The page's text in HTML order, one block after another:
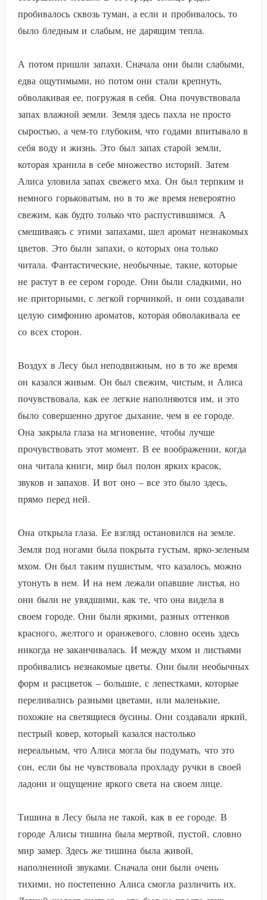
пробивалось сквозь туман, а если и пробивалось, то
было бледным и слабым, не дарящим тепла.
А потом пришли запахи. Сначала они были слабыми,
едва ощутимыми, но потом они стали крепнуть,
обволакивая ее, погружая в себя. Она почувствовала
запах влажной земли. Земля здесь пахла не просто
сыростью, а чем-то глубоким, что годами впитывало в
себя воду и жизнь. Это был запах старой земли,
которая хранила в себе множество историй. Затем
Алиса уловила запах свежего мха. Он был терпким и
немного горьковатым, но в то же время невероятно
свежим, как будто только что распустившимся. А
смешиваясь с этими запахами, шел аромат незнакомых
цветов. Это были запахи, о которых она только
читала. Фантастические, необычные, такие, которые
не растут в ее сером городе. Они были сладкими, но
не приторными, с легкой горчинкой, и они создавали
целую симфонию ароматов, которая обволакивала ее
со всех сторон.
Воздух в Лесу был неподвижным, но в то же время
он казался живым. Он был свежим, чистым, и Алиса
почувствовала, как ее легкие наполняются им, и это
было совершенно другое дыхание, чем в ее городе.
Она закрыла глаза на мгновение, чтобы лучше
прочувствовать этот момент. В ее воображении, когда
она читала книги, мир был полон ярких красок,
звуков и запахов. И вот оно – все это было здесь,
прямо перед ней.
Она открыла глаза. Ее взгляд остановился на земле.
Земля под ногами была покрыта густым, ярко-зеленым
мхом. Он был таким пушистым, что казалось, можно
утонуть в нем. И на нем лежали опавшие листья, но
они были не увядшими, как те, что она видела в
своем городе. Они были яркими, разных оттенков
красного, желтого и оранжевого, словно осень здесь
никогда не заканчивалась. И между мхом и листьями
пробивались незнакомые цветы. Они были необычных
форм и расцветок – большие, с лепестками, которые
переливались разными цветами, или маленькие,
похожие на светящиеся бусины. Они создавали яркий,
пестрый ковер, который казался настолько
нереальным, что Алиса могла бы подумать, что это
сон, если бы не чувствовала прохладу ручки в своей
ладони и ощущение яркого света на своем лице.
Тишина в Лесу была не такой, как в ее городе. В
городе Алисы тишина была мертвой, пустой, словно
мир замер. Здесь же тишина была живой,
наполненной звуками. Сначала они были очень
тихими, но постепенно Алиса смогла различить их.